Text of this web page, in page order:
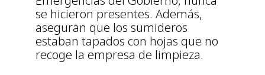
se hicieron presentes. Además,
aseguran que los sumideros
estaban tapados con hojas que no
recoge la empresa de limpieza.